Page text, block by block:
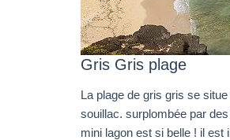
Gris Gris plage
La plage de gris gris se
souillac. surplombée par
mini lagon est si belle ! il est